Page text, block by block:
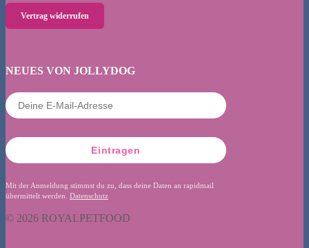
Vertrag widerrufen
NEUES VON JOLLYDOG
Eintragen
Mit der Anmeldung stimmst du zu, dass deine Daten an rapidmail
übermittelt werden. Datenschutz
© 2026 ROYALPETFOOD